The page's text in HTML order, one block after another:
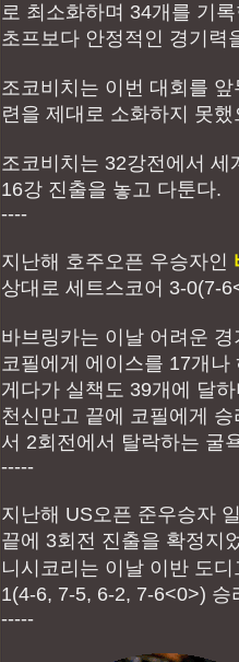
로 최소화하며 34개를 기
초프보다 안정적인 경기력
조코비치는 이번 대회를
련을 제대로 소화하지 못
조코비치는 32강전에서 세
16강 진출을 놓고 다툰다.
----
지난해 호주오픈 우승자인
상대로 세트스코어 3-0(7-
바브링카는 이날 어려운
코필에게 에이스를 17개
게다가 실책도 39개에 달
천신만고 끝에 코필에게
서 2회전에서 탈락하는 굴
-----
지난해 US오픈 준우승자
끝에 3회전 진출을 확정지
니시코리는 이날 이반 도
1(4-6, 7-5, 6-2, 7-6<0>) 승
-----